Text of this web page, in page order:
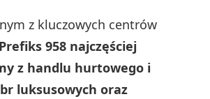
z kluczowych centrów
Prefiks 958 najczęściej
z handlu hurtowego i
luksusowych oraz